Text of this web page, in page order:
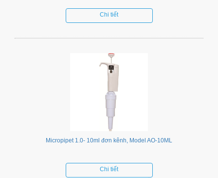
Chi tiết
Micropipet 1.0- 10ml đơn kênh, Model AO-10ML
Chi tiết